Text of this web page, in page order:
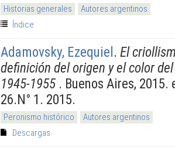
Historias generales
Autores argentinos
Índice
Adamovsky, Ezequiel. El
definición del origen y el color
1945-1955 . Buenos Aires, 2015.
26.N° 1. 2015.
Peronismo histórico
Autores argentinos
Descargas